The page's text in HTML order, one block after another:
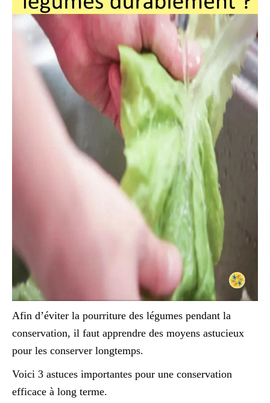
Afin d’éviter la pourriture des légumes pendant la
conservation, il faut apprendre des moyens astucieux
pour les conserver longtemps.
Voici 3 astuces importantes pour une conservation
efficace à long terme.